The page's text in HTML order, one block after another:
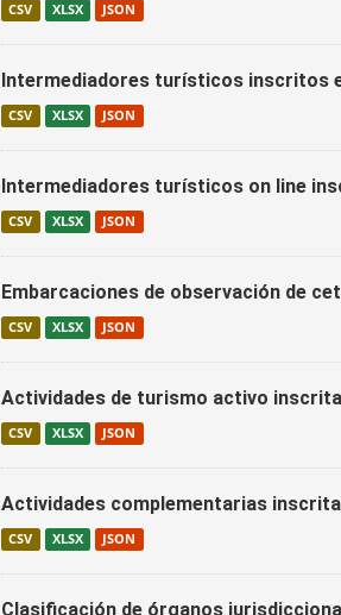
CSV XLSX JSON
Intermediadores turísticos inscritos
CSV XLSX JSON
Intermediadores turísticos on line
CSV XLSX JSON
Embarcaciones de observación de
CSV XLSX JSON
Actividades de turismo activo
CSV XLSX JSON
Actividades complementarias
CSV XLSX JSON
Clasificación de órganos